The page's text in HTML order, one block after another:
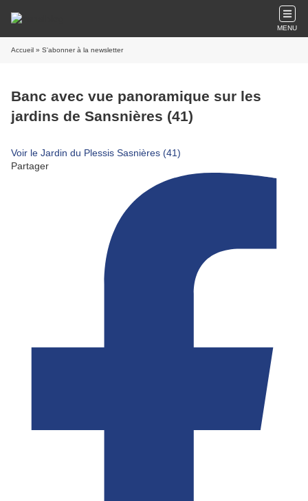
MENU
Accueil » S'abonner à la newsletter
Banc avec vue panoramique sur les
jardins de Sansnières (41)
Voir le Jardin du Plessis Sasnières (41)
Partager